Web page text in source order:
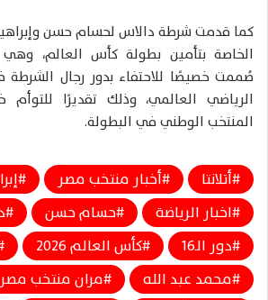
كما قدمت شرطة دالاس لحسام حسن
الخاصة بتأمين بطولة كأس العالم،
صُممت خصيصًا للاحتفاء بدور رجال
الرياضي العالمي، وذلك تقديرًا
المنتخب الوطني في البطولة.
أتلانتا أخبار منتخب مصر
اخبار الرياضة
حسام حسن
دور الـ16
كأس العالم 2026
محمد عبد الله
مران منتخب مصر